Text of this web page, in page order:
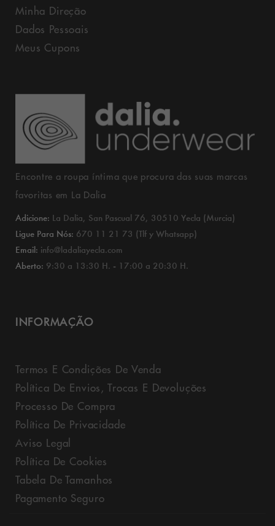
Minha Direção
Dados Pessoais
Meus Cupons
Encontre a roupa íntima que procura das suas marcas
favoritas em La Dalia
Adicione: La Dalia, San Pascual 76, 30510 Yecla (Murcia)
Ligue Para Nós: 670 11 21 73 (Tlf y Whatsapp)
Email: info@ladaliayecla.com
Aberto: 9:30 a 13:30 H. - 17:00 a 20:30 H.
INFORMAÇÃO
Termos E Condições De Venda
Política De Envios, Trocas E Devoluções
Processo De Compra
Política De Privacidade
Aviso Legal
Política De Cookies
Tabela De Tamanhos
Pagamento Seguro